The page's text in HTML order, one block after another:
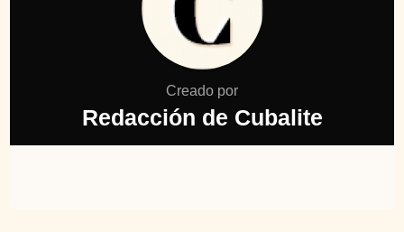
Creado por
Redacción de Cubalite